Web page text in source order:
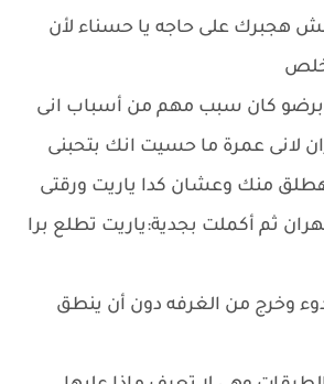
مش هجبرك على حاجه يا حسناء لأن
برضو كان سبب مهم من أسباب انى
لانى عمرة ما حسيت انك بتحبنى
منك وعشان كدا ياريت ورقتى
ثم أكملت بجدية:ياريت تطلع برا
وخرج من الغرفه دون أن ينطق